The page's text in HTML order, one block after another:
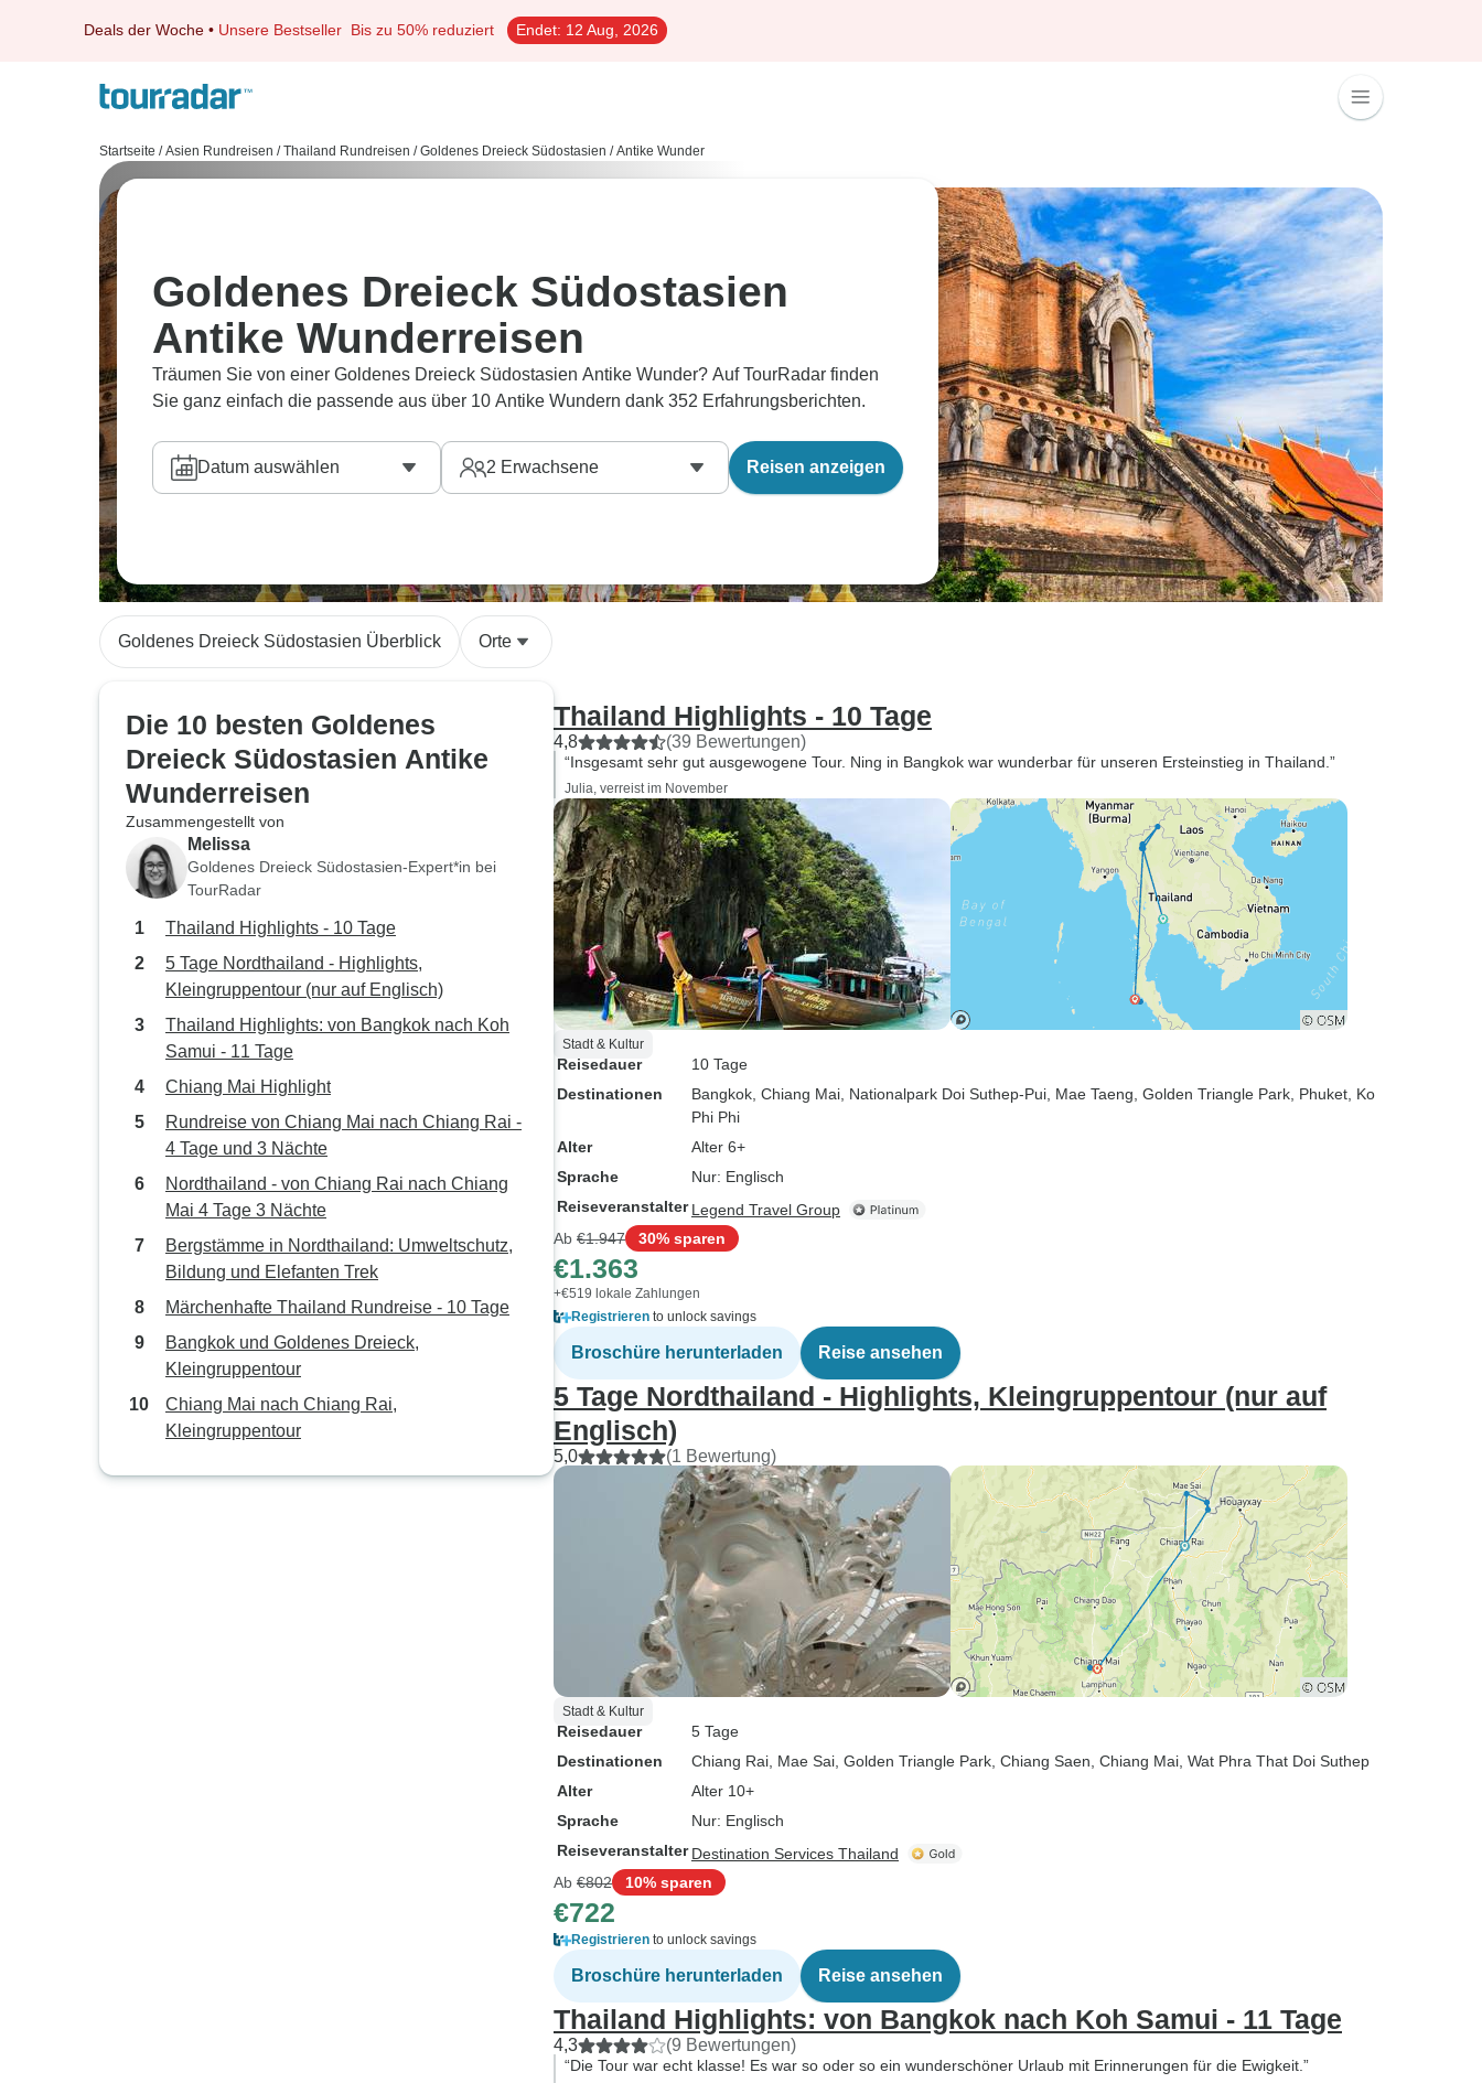
Deals der Woche • Unsere Bestseller Bis zu 50% reduziert Endet: 12 Aug, 2026
Startseite / Asien Rundreisen / Thailand Rundreisen / Goldenes Dreieck Südostasien / Antike Wunder
Goldenes Dreieck Südostasien
Antike Wunderreisen
Träumen Sie von einer Goldenes Dreieck Südostasien Antike Wunder? Auf TourRadar finden
Sie ganz einfach die passende aus über 10 Antike Wundern dank 352 Erfahrungsberichten.
Datum auswählen 2 Erwachsene Reisen anzeigen
Goldenes Dreieck Südostasien Überblick Orte
Die 10 besten Goldenes
Dreieck Südostasien Antike
Wunderreisen
Zusammengestellt von
Melissa
Goldenes Dreieck Südostasien-Expert*in bei
TourRadar
Thailand Highlights - 10 Tage
5 Tage Nordthailand - Highlights,
Kleingruppentour (nur auf Englisch)
Thailand Highlights: von Bangkok nach Koh
Samui - 11 Tage
Chiang Mai Highlight
Rundreise von Chiang Mai nach Chiang Rai -
4 Tage und 3 Nächte
Nordthailand - von Chiang Rai nach Chiang
Mai 4 Tage 3 Nächte
Bergstämme in Nordthailand: Umweltschutz,
Bildung und Elefanten Trek
Märchenhafte Thailand Rundreise - 10 Tage
Bangkok und Goldenes Dreieck,
Kleingruppentour
Chiang Mai nach Chiang Rai,
Kleingruppentour
Thailand Highlights - 10 Tage
4,8 (39 Bewertungen)
“Insgesamt sehr gut ausgewogene Tour. Ning in Bangkok war wunderbar für unseren Ersteinstieg in Thailand.”
Julia, verreist im November
Stadt & Kultur
Reisedauer
10 Tage
Destinationen
Bangkok , Chiang Mai , Nationalpark Doi Suthep-Pui , Mae Taeng , Golden Triangle Park , Phuket , Ko
Phi Phi
Alter
Alter 6+
Sprache
Nur: Englisch
Reiseveranstalter Legend Travel Group
Ab €1.947 30% sparen
€1.363
+€519 lokale Zahlungen
Registrieren to unlock savings
Broschüre herunterladen Reise ansehen
5 Tage Nordthailand - Highlights, Kleingruppentour (nur auf
Englisch)
5,0 (1 Bewertung)
Stadt & Kultur
Reisedauer
5 Tage
Destinationen
Chiang Rai , Mae Sai , Golden Triangle Park , Chiang Saen , Chiang Mai , Wat Phra That Doi Suthep
Alter
Alter 10+
Sprache
Nur: Englisch
Reiseveranstalter Destination Services Thailand
Ab €802 10% sparen
€722
Registrieren to unlock savings
Broschüre herunterladen Reise ansehen
Thailand Highlights: von Bangkok nach Koh Samui - 11 Tage
4,3 (9 Bewertungen)
“Die Tour war echt klasse! Es war so oder so ein wunderschöner Urlaub mit Erinnerungen für die Ewigkeit.”